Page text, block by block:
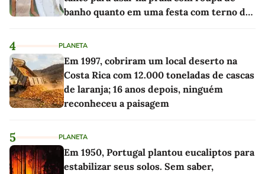
banho quanto em uma festa com terno de
4 PLANETA
Em 1997, cobriram um local deserto na
Costa Rica com 12.000 toneladas de cascas
de laranja; 16 anos depois, ninguém
reconheceu a paisagem
5 PLANETA
Em 1950, Portugal plantou eucaliptos para
estabilizar seus solos. Sem saber,